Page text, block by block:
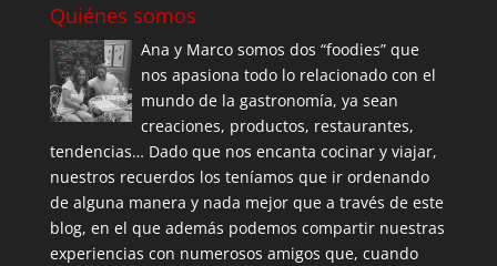
Quiénes somos
Ana y Marco somos dos “foodies” que
nos apasiona todo lo relacionado con el
mundo de la gastronomía, ya sean
creaciones, productos, restaurantes,
tendencias… Dado que nos encanta cocinar y viajar,
nuestros recuerdos los teníamos que ir ordenando
de alguna manera y nada mejor que a través de este
blog, en el que además podemos compartir nuestras
experiencias con numerosos amigos que, cuando